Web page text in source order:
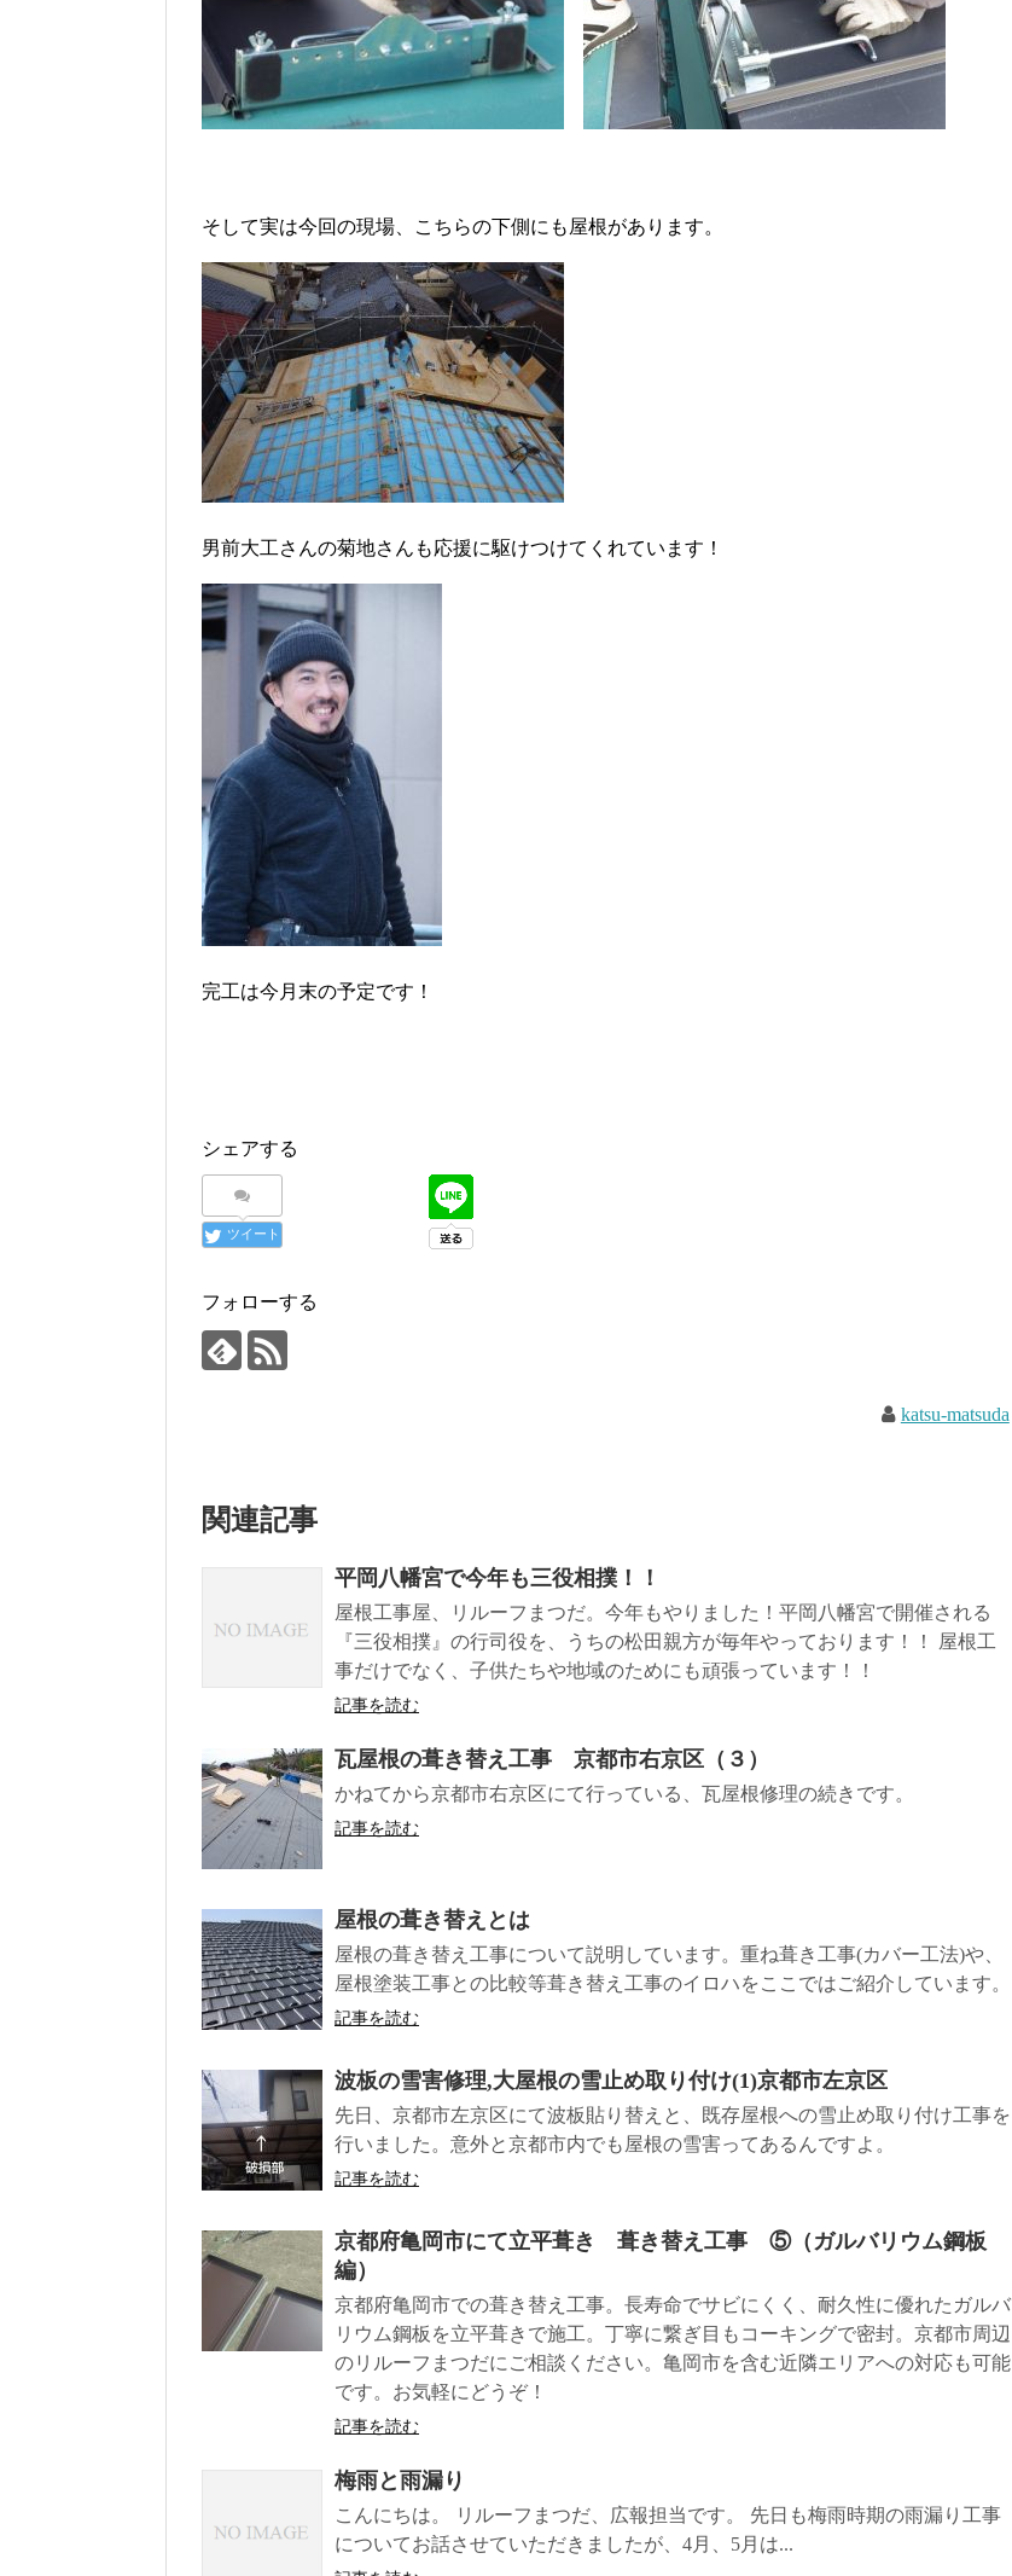
そして実は今回の現場、こちらの下側にも屋根があります。
男前大工さんの菊地さんも応援に駆けつけてくれています！
完工は今月末の予定です！
シェアする
ツイート
フォローする
katsu-matsuda
関連記事
平岡八幡宮で今年も三役相撲！！
屋根工事屋、リルーフまつだ。今年もやりました！平岡八幡宮で開催される
『三役相撲』の行司役を、うちの松田親方が毎年やっております！！ 屋根工
事だけでなく、子供たちや地域のためにも頑張っています！！
記事を読む
瓦屋根の葺き替え工事 京都市右京区（３）
かねてから京都市右京区にて行っている、瓦屋根修理の続きです。
記事を読む
屋根の葺き替えとは
屋根の葺き替え工事について説明しています。重ね葺き工事(カバー工法)や、
屋根塗装工事との比較等葺き替え工事のイロハをここではご紹介しています。
記事を読む
波板の雪害修理,大屋根の雪止め取り付け(1)京都市左京区
先日、京都市左京区にて波板貼り替えと、既存屋根への雪止め取り付け工事を
行いました。意外と京都市内でも屋根の雪害ってあるんですよ。
記事を読む
京都府亀岡市にて立平葺き 葺き替え工事 ⑤（ガルバリウム鋼板
編）
京都府亀岡市での葺き替え工事。長寿命でサビにくく、耐久性に優れたガルバ
リウム鋼板を立平葺きで施工。丁寧に繋ぎ目もコーキングで密封。京都市周辺
のリルーフまつだにご相談ください。亀岡市を含む近隣エリアへの対応も可能
です。お気軽にどうぞ！
記事を読む
梅雨と雨漏り
こんにちは。 リルーフまつだ、広報担当です。 先日も梅雨時期の雨漏り工事
についてお話させていただきましたが、4月、5月は...